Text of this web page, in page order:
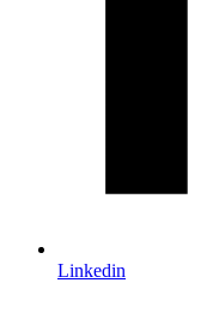
Linkedin